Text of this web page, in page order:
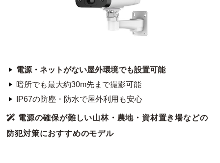
電源・ネットがない屋外環境でも設置可能
暗所でも最大約30m先まで撮影可能
IP67の防塵・防水で屋外利用も安心
電源の確保が難しい山林・農地・資材置き場などの
防犯対策におすすめのモデル